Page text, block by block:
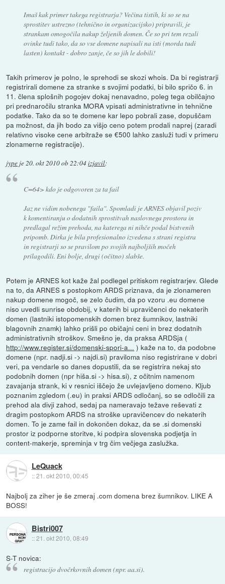
Imaš kak primer takega registrarja? Večina tistih, ki so se na
sprostitev ustrezno (tehnično in organizacijsko) pripravili, je
strankam omogočila nakup željenih domen. Če so pri tem rezali
ovinke tudi tako, da so vse domene napisali na isti (morda tudi
lasten) kontakt - dobro zanje, če so jih le dobili!
Takih primerov je polno, le sprehodi se skozi whois. Da bi registrarji
registrirali domene za stranke s svojimi podatki, bi bilo spričo 6. in
11. člena splošnih pogojev dokaj nenavadno, poleg tega obilčajno
pri prednaročilu stranka MORA vpisati administrativne in tehnične
podatke. Tako da so te domene kar lepo pobrali zase, dopuščam
pa možnost, da jih bodo za višjo ceno potem prodali naprej (zaradi
relativno visoke cene arbitraže se €500 lahko zasluži tudi v primeru
zlonamerne registracije).
jype je20. okt 2010 ob 22:04izjavil:
C=64> kdo je odgovoren za ta fail
Jaz ne vidim nobenega "faila". Spomladi je ARNES objavil poziv
k komentiranju o dodatnih sprostitvah naslovnega prostora in
predlagal režim prehoda, na katerega ni nihče podal bistvenih
pripomb. Dirka je bila profesionalno izvedena s strani registra
in registrarji so se pravilom po svojih najboljših močeh
prilagodili. Eni bolje, drugi (očitno) slabše.
Potem je ARNES kot kaže žal podlegel pritiskom registrarjev. Glede
na to, da ARNES s postopkom ARDS priznava, da je zlonameren
nakup domene mogoč, se zelo čudim, da po vzoru .eu domene
niso uvedli sunrise obdobij, v katerih bi upravičenci do nekaterih
domen (lastniki istopomenskih domen brez šumnikov, lastniki
blagovnih znamk) lahko prišli po običajni ceni in brez dodatnih
administrativnih stroškov. Smešno je, da praksa ARDSja (
http://www.register.si/domenski-spori-a... ) kaže na to, da podobne
domene (npr. nadji.si -> najdi.si) praviloma niso registrirane v dobri
veri, pa vendarle so danes dopustili, da se registrira nekaj sto
podobnih domen (npr hiša.si -> hisa.si), z očitnim namenom
zavajanja strank, ki v resnici iščejo že uvlejavljeno domeno. Kljub
poznanim zgledom (.eu) in praksi ARDS odločanj, so se odločili za
prehod ala divji zahod, sedaj pa nameravajo težave reševati z
dragim postopkom ARDS na stroške upravičencev do nekaterih
domen. To je zame fail in dokončen dokaz, da se .si domenski
prostor iz podporne storitve, ki podpira slovenska podjetja in
content-makerje, spreminja v trg čim večjega zaslužka.
LeQuack
::21. okt 2010, 00:45
Najbolj za ziher je še zmeraj .com domena brez šumnikov. LIKE A
BOSS!
Bistri007
::21. okt 2010, 08:49
S-T novica:
registracijo dvočrkovnih domen (npr. aa.si).